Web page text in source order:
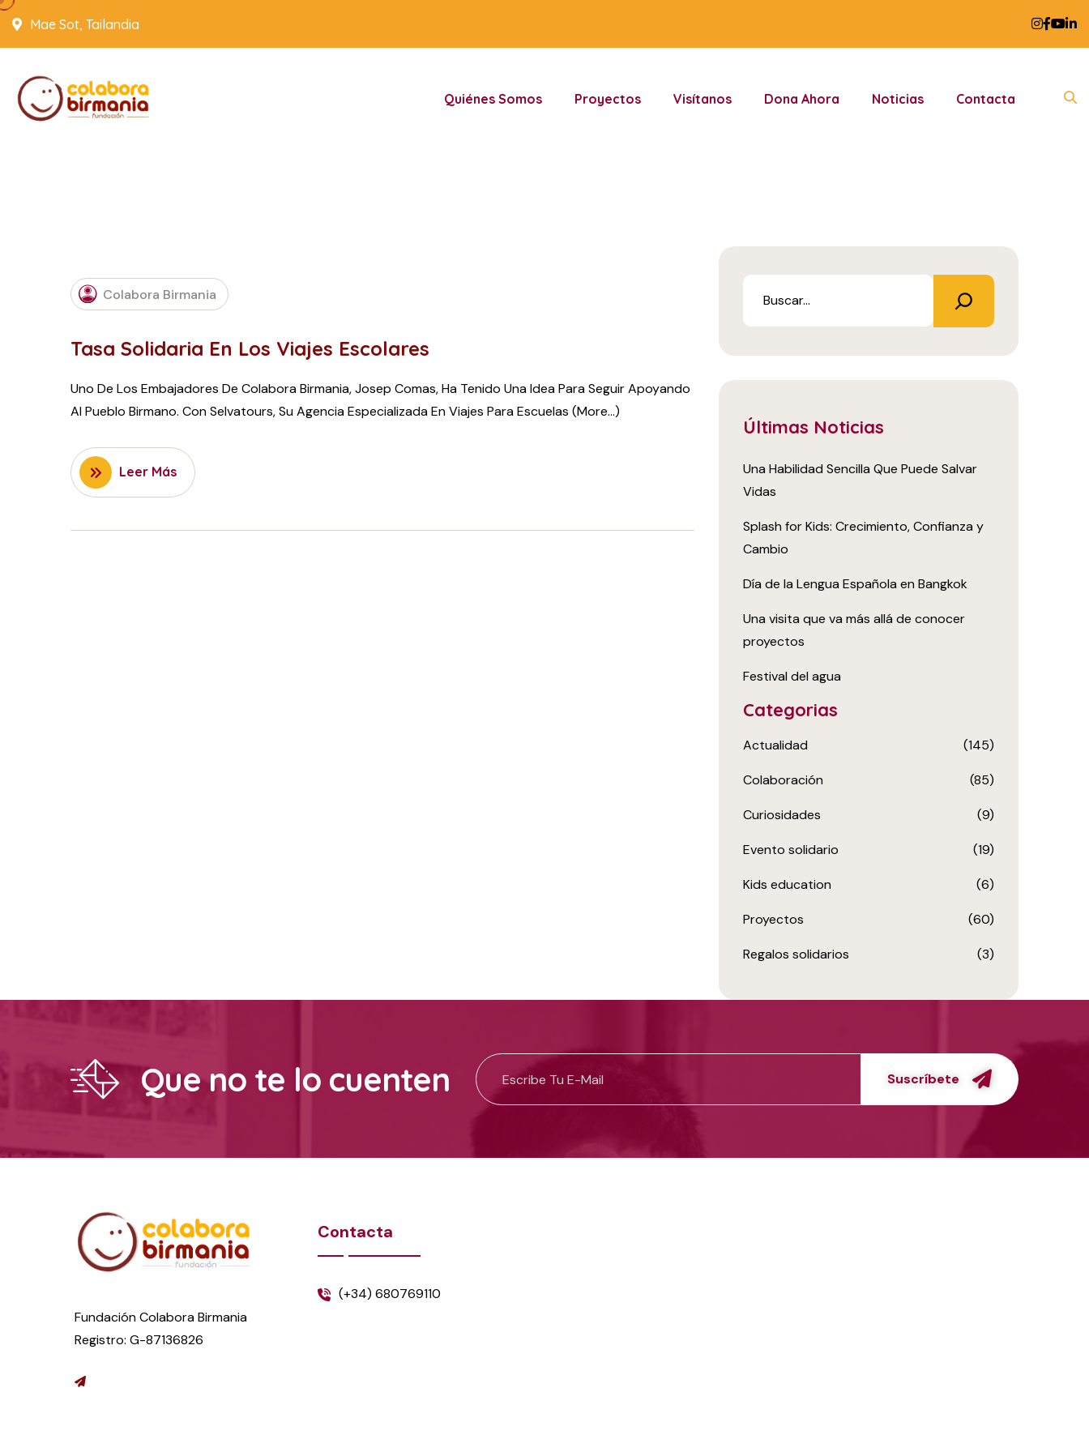
Mae Sot, Tailandia
Quiénes Somos Proyectos Visítanos Dona Ahora Noticias Contacta
JANUARY
17, 2017
Colabora Birmania
Tasa Solidaria En Los Viajes Escolares
Uno De Los Embajadores De Colabora Birmania, Josep Comas, Ha Tenido Una Idea Para Seguir Apoyando
Al Pueblo Birmano. Con Selvatours, Su Agencia Especializada En Viajes Para Escuelas (more…)
Leer Más
Últimas Noticias
Una Habilidad Sencilla Que Puede Salvar
Vidas
Splash for Kids: Crecimiento, Confianza y
Cambio
Día de la Lengua Española en Bangkok
Una visita que va más allá de conocer
proyectos
Festival del agua
Categorias
Actualidad (145)
Colaboración (85)
Curiosidades (9)
Evento solidario (19)
Kids education (6)
Proyectos (60)
Regalos solidarios (3)
Que no te lo cuenten Suscríbete
Fundación Colabora Birmania
Registro: G-87136826
Contacta
(+34) 680769110